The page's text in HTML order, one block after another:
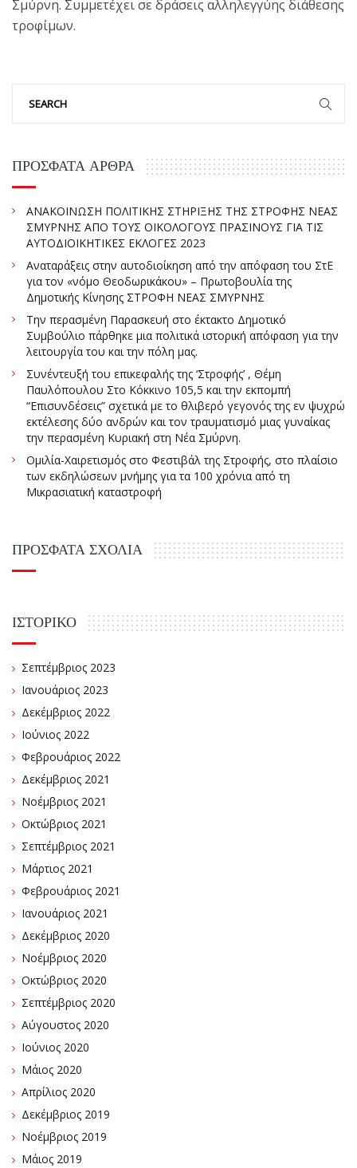
Σμύρνη. Συμμετέχει σε δράσεις αλληλεγγύης διάθεσης
τροφίμων.
ΠΡΌΣΦΑΤΑ ΆΡΘΡΑ
ΑΝΑΚΟΙΝΩΣΗ ΠΟΛΙΤΙΚΗΣ ΣΤΗΡΙΞΗΣ ΤΗΣ ΣΤΡΟΦΗΣ ΝΕΑΣ
ΣΜΥΡΝΗΣ ΑΠΟ ΤΟΥΣ ΟΙΚΟΛΟΓΟΥΣ ΠΡΑΣΙΝΟΥΣ ΓΙΑ ΤΙΣ
ΑΥΤΟΔΙΟΙΚΗΤΙΚΕΣ ΕΚΛΟΓΕΣ 2023
Αναταράξεις στην αυτοδιοίκηση από την απόφαση του ΣτΕ
για τον «νόμο Θεοδωρικάκου» – Πρωτοβουλία της
Δημοτικής Κίνησης ΣΤΡΟΦΗ ΝΕΑΣ ΣΜΥΡΝΗΣ
Την περασμένη Παρασκευή στο έκτακτο Δημοτικό
Συμβούλιο πάρθηκε μια πολιτικά ιστορική απόφαση για την
λειτουργία του και την πόλη μας.
Συνέντευξή του επικεφαλής της ‘Στροφής’ , Θέμη
Παυλόπουλου Στο Κόκκινο 105,5 και την εκπομπή
“Επισυνδέσεις” σχετικά με το θλιβερό γεγονός της εν ψυχρώ
εκτέλεσης δύο ανδρών και τον τραυματισμό μιας γυναίκας
την περασμένη Κυριακή στη Νέα Σμύρνη.
Ομιλία-Χαιρετισμός στο Φεστιβάλ της Στροφής, στο πλαίσιο
των εκδηλώσεων μνήμης για τα 100 χρόνια από τη
Μικρασιατική καταστροφή
ΠΡΌΣΦΑΤΑ ΣΧΌΛΙΑ
ΙΣΤΟΡΙΚΌ
Σεπτέμβριος 2023
Ιανουάριος 2023
Δεκέμβριος 2022
Ιούνιος 2022
Φεβρουάριος 2022
Δεκέμβριος 2021
Νοέμβριος 2021
Οκτώβριος 2021
Σεπτέμβριος 2021
Μάρτιος 2021
Φεβρουάριος 2021
Ιανουάριος 2021
Δεκέμβριος 2020
Νοέμβριος 2020
Οκτώβριος 2020
Σεπτέμβριος 2020
Αύγουστος 2020
Ιούνιος 2020
Μάιος 2020
Απρίλιος 2020
Δεκέμβριος 2019
Νοέμβριος 2019
Μάιος 2019